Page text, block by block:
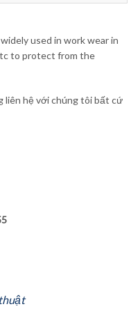
used in work wear in
to protect from the
liên hệ với chúng tôi bất cứ